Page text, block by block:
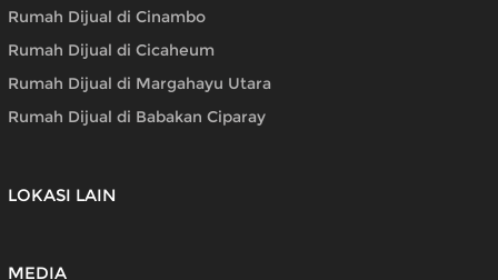
Rumah Dijual di Cinambo
Rumah Dijual di Cicaheum
Rumah Dijual di Margahayu Utara
Rumah Dijual di Babakan Ciparay
LOKASI LAIN
MEDIA